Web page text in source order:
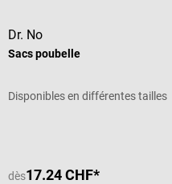
Dr. No
Sacs poubelle
Disponibles en différentes tailles
dès17.24 CHF*